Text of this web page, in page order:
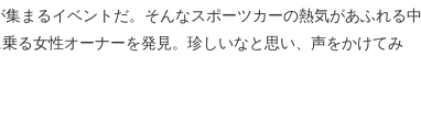
まるイベントだ。そんなスポーツカーの熱気があふれる中
る女性オーナーを発見。珍しいなと思い、声をかけてみ